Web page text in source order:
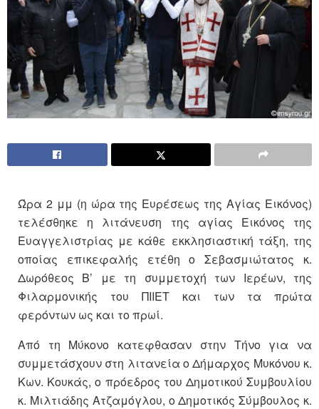
Ώρα 2 μμ (η ώρα της Ευρέσεως της Αγίας Εικόνος)
τελέσθηκε η λιτάνευση της αγίας Εικόνος της
Ευαγγελιστρίας με κάθε εκκλησιαστική τάξη, της
οποίας επικεφαλής ετέθη ο Σεβασμιώτατος κ.
Δωρόθεος Β’ με τη συμμετοχή των Ιερέων, της
Φιλαρμονικής του ΠΙΙΕΤ και των τα πρώτα
φερόντων ως και το πρωί.
Από τη Μύκονο κατεφθασαν στην Τήνο για να
συμμετάσχουν στη λιτανεία ο Δήμαρχος Μυκόνου κ.
Κων. Κουκάς, ο πρόεδρος του Δημοτικού Συμβουλίου
κ. Μιλτιάδης Ατζαμόγλου, ο Δημοτικός Σύμβουλος κ.